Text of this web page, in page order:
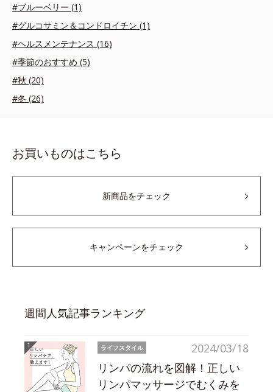
#ブルーベリー (1)
#グルコサミン＆コンドロイチン (1)
#ヘルスメンテナンス (16)
#季節のおすすめ (5)
#秋 (20)
#冬 (26)
お買いものはこちら
新商品をチェック
キャンペーンをチェック
週間人気記事ランキング
2024/03/18
ライフスタイル
リンパの流れを図解！正しい
リンパマッサージでむくみを